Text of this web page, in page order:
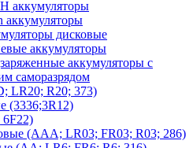
аккумуляторы
аккумуляторы
дисковые
аккумуляторы
аккумуляторы с
саморазрядом
LR20; R20; 373)
(3336;3R12)
(AAA; LR03; FR03; R03; 286)